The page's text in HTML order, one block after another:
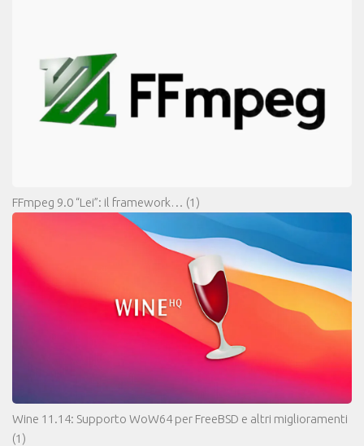
FFmpeg 9.0 “Lei”: il framework… (1)
Wine 11.14: Supporto WoW64 per FreeBSD e altri miglioramenti
(1)